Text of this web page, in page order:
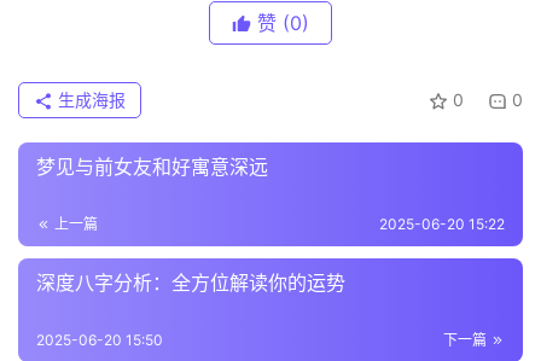
赞 (0)
0 0
生成海报
梦见与前女友和好寓意深远
上一篇 2025-06-20 15:22
深度八字分析：全方位解读你的运势
下一篇
2025-06-20 15:50